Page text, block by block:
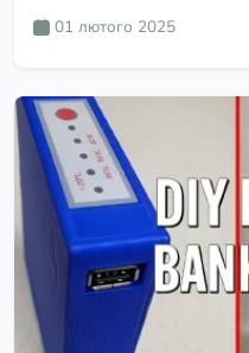
01 лютого 2025